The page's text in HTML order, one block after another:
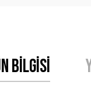
Bilgisi